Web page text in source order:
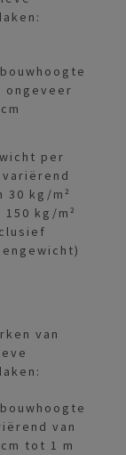
ongeveer
per
variërend
30 kg/m²
kg/m²
van
van
tot 1 m